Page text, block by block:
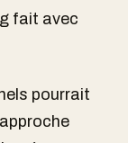
fait avec
pourrait